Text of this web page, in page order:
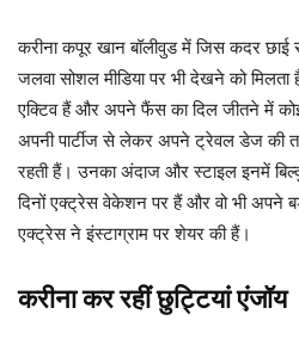
करीना कपूर खान बॉलीवुड में जिस कदर
जलवा सोशल मीडिया पर भी देखने को
एक्टिव हैं और अपने फैंस का दिल जीतने में
अपनी पार्टीज से लेकर अपने ट्रेवल डेज की
रहती हैं। उनका अंदाज और स्टाइल इनमें
दिनों एक्ट्रेस वेकेशन पर हैं और वो भी अपने
एक्ट्रेस ने इंस्टाग्राम पर शेयर की हैं।
करीना कर रहीं छुट्टियां एंजॉय